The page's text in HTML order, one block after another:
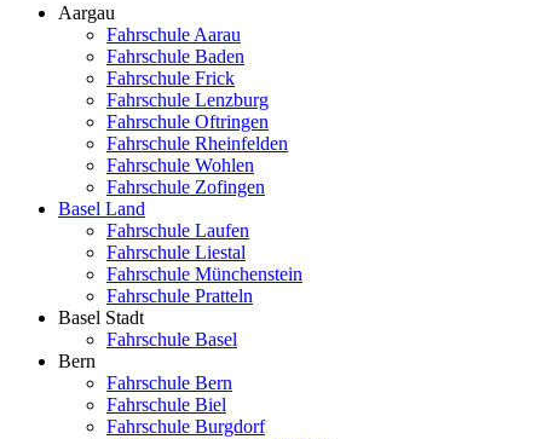
Aargau
Fahrschule Aarau
Fahrschule Baden
Fahrschule Frick
Fahrschule Lenzburg
Fahrschule Oftringen
Fahrschule Rheinfelden
Fahrschule Wohlen
Fahrschule Zofingen
Basel Land
Fahrschule Laufen
Fahrschule Liestal
Fahrschule Münchenstein
Fahrschule Pratteln
Basel Stadt
Fahrschule Basel
Bern
Fahrschule Bern
Fahrschule Biel
Fahrschule Burgdorf